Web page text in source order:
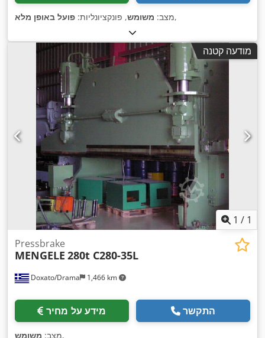
מצב: משומש, פונקציונליות: פועל באופן מלא ,
מודעה קטנה
1 / 1
Doxato/Drama 1,466 km
Pressbrake
MENGELE 280t C280-35L
מידע על מחיר התקשר
מצב: משומש ,